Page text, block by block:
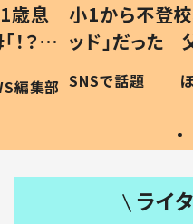
歳息
？」
編集部
小1から不登校
ッド」だった
作り続ける
#令和の子
SNSで話題
ライ